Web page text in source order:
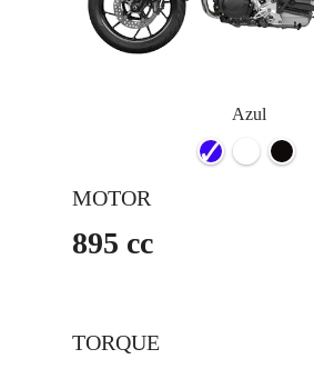
Azul
MOTOR
895 cc
TORQUE